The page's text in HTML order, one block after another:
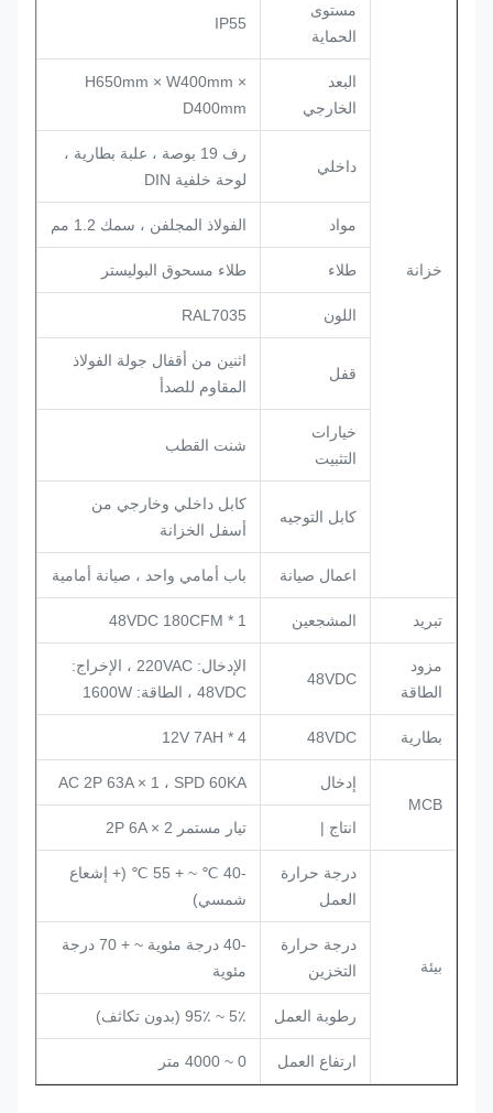
خزانة
مستوى
الحماية
IP55
البعد
الخارجي
H650mm × W400mm ×
D400mm
داخلي
رف 19 بوصة ، علبة بطارية ،
لوحة خلفية DIN
مواد الفولاذ المجلفن ، سمك 1.2 مم
طلاء طلاء مسحوق البوليستر
اللون RAL7035
قفل
اثنين من أقفال جولة الفولاذ
المقاوم للصدأ
خيارات
التثبيت
شنت القطب
كابل التوجيه
كابل داخلي وخارجي من
أسفل الخزانة
اعمال صيانة باب أمامي واحد ، صيانة أمامية
تبريد المشجعين 48VDC 180CFM * 1
مزود
الطاقة
48VDC
الإدخال: 220VAC ، الإخراج:
48VDC ، الطاقة: 1600W
بطارية 48VDC
12V 7AH * 4
MCB
إدخال AC 2P 63A × 1 ، SPD 60KA
انتاج | تيار مستمر 2P 6A × 2
بيئة
درجة حرارة
العمل
-40 ℃ ~ + 55 ℃ (+ إشعاع
شمسي)
درجة حرارة
التخزين
-40 درجة مئوية ~ + 70 درجة
مئوية
رطوبة العمل 5٪ ~ 95٪ (بدون تكاثف)
ارتفاع العمل 0 ~ 4000 متر